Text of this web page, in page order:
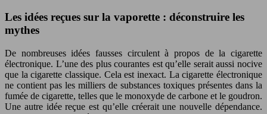
Les idées reçues sur la vaporette : déconstruire les
mythes
De nombreuses idées fausses circulent à propos de la cigarette
électronique. L’une des plus courantes est qu’elle serait aussi nocive
que la cigarette classique. Cela est inexact. La cigarette électronique
ne contient pas les milliers de substances toxiques présentes dans la
fumée de cigarette, telles que le monoxyde de carbone et le goudron.
Une autre idée reçue est qu’elle créerait une nouvelle dépendance.